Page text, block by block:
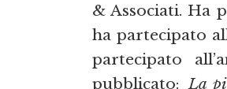
& Associati. Ha
ha partecipato
partecipato
pubblicato:La